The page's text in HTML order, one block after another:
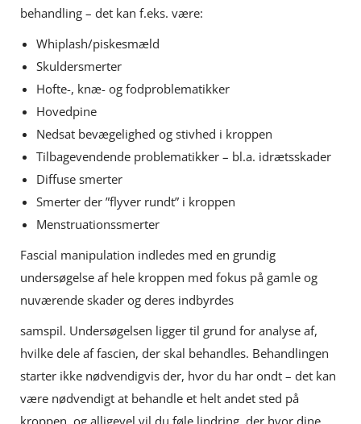
behandling – det kan f.eks. være:
Whiplash/piskesmæld
Skuldersmerter
Hofte-, knæ- og fodproblematikker
Hovedpine
Nedsat bevægelighed og stivhed i kroppen
Tilbagevendende problematikker – bl.a. idrætsskader
Diffuse smerter
Smerter der ”flyver rundt” i kroppen
Menstruationssmerter
Fascial manipulation indledes med en grundig
undersøgelse af hele kroppen med fokus på gamle og
nuværende skader og deres indbyrdes
samspil. Undersøgelsen ligger til grund for analyse af,
hvilke dele af fascien, der skal behandles. Behandlingen
starter ikke nødvendigvis der, hvor du har ondt – det kan
være nødvendigt at behandle et helt andet sted på
kroppen, og alligevel vil du føle lindring, der hvor dine